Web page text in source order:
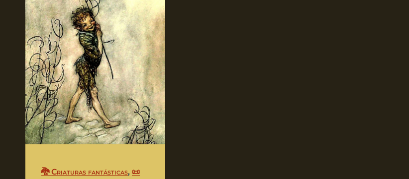
🐉 Criaturas fantásticas, 📜